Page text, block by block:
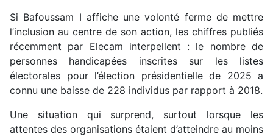
Si Bafoussam I affiche une volonté ferme de mettre
l’inclusion au centre de son action, les chiffres publiés
récemment par Elecam interpellent : le nombre de
personnes handicapées inscrites sur les listes
électorales pour l’élection présidentielle de 2025 a
connu une baisse de 228 individus par rapport à 2018.
Une situation qui surprend, surtout lorsque les
attentes des organisations étaient d’atteindre au moins